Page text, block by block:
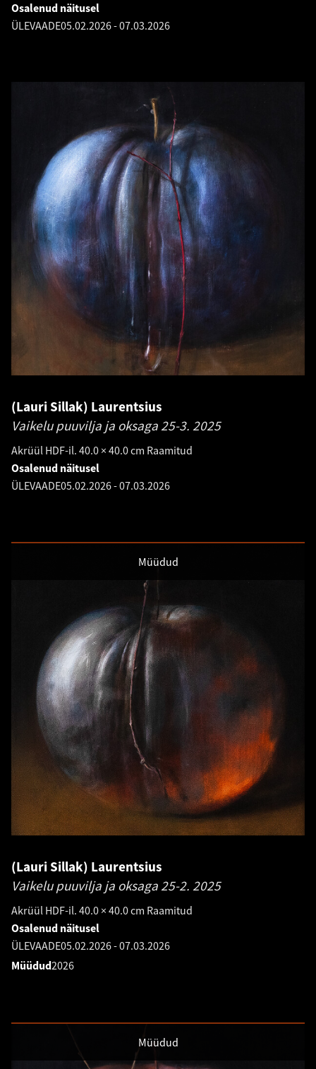
Osalenud näitusel
ÜLEVAADE05.02.2026-07.03.2026
(Lauri Sillak) Laurentsius
Vaikelu puuvilja ja oksaga 25-3. 2025
Akrüül HDF-il. 40.0 × 40.0 cm Raamitud
Osalenud näitusel
ÜLEVAADE05.02.2026-07.03.2026
Müüdud
(Lauri Sillak) Laurentsius
Vaikelu puuvilja ja oksaga 25-2. 2025
Akrüül HDF-il. 40.0 × 40.0 cm Raamitud
Osalenud näitusel
ÜLEVAADE05.02.2026-07.03.2026
Müüdud2026
Müüdud